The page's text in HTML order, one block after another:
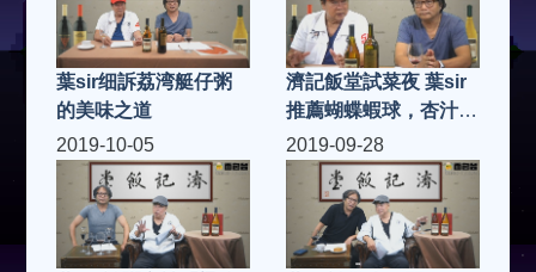
葉sir细訴荔湾艇仔粥
的美味之道
濟記飯堂試菜夜 葉sir
推薦蝴蝶蝦球，杏汁豬
肺湯
2019-10-05 2019-09-28